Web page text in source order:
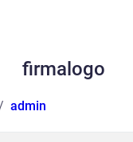
firmalogo
admin